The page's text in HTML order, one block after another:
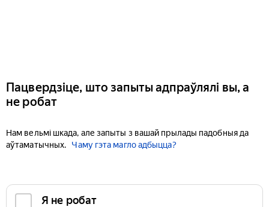
Пацвердзіце, што запыты адпраўлялі вы, а
не робат
Нам вельмі шкада, але запыты з вашай прылады падобныя да
аўтаматычных.
Чаму гэта магло адбыцца?
Я не робат